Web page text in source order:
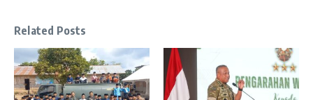
Related Posts